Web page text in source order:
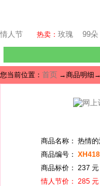
情人节 热卖： 玫瑰 99朵
您当前位置： 首页 →商品明细
商品名称：
商品编号：
商品标价： 237 元
情人节价： 285